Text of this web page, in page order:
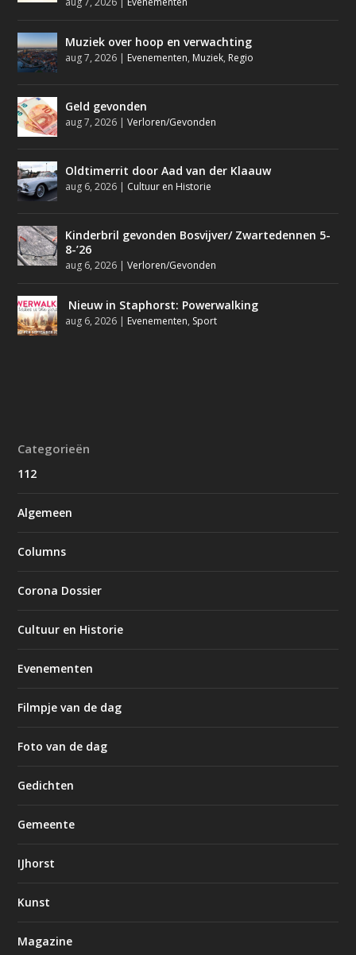
Muziek over hoop en verwachting
aug 7, 2026 | Evenementen, Muziek, Regio
Geld gevonden
aug 7, 2026 |Verloren/Gevonden
Oldtimerrit door Aad van der Klaauw
aug 6, 2026 | Cultuur en Historie
Kinderbril gevonden Bosvijver/ Zwartedennen 5-
8-’26
aug 6, 2026 |Verloren/Gevonden
Nieuw in Staphorst: Powerwalking
aug 6, 2026 | Evenementen, Sport
Categorieën
112
Algemeen
Columns
Corona Dossier
Cultuur en Historie
Evenementen
Filmpje van de dag
Foto van de dag
Gedichten
Gemeente
IJhorst
Kunst
Magazine